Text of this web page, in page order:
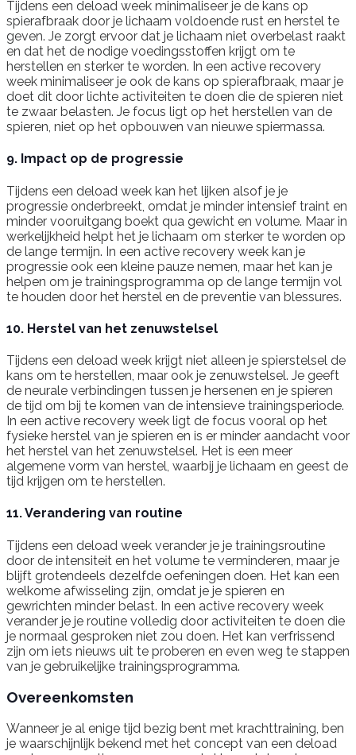
Tijdens een deload week minimaliseer je de kans op
spierafbraak door je lichaam voldoende rust en herstel te
geven. Je zorgt ervoor dat je lichaam niet overbelast raakt
en dat het de nodige voedingsstoffen krijgt om te
herstellen en sterker te worden. In een active recovery
week minimaliseer je ook de kans op spierafbraak, maar je
doet dit door lichte activiteiten te doen die de spieren niet
te zwaar belasten. Je focus ligt op het herstellen van de
spieren, niet op het opbouwen van nieuwe spiermassa.
9. Impact op de progressie
Tijdens een deload week kan het lijken alsof je je
progressie onderbreekt, omdat je minder intensief traint en
minder vooruitgang boekt qua gewicht en volume. Maar in
werkelijkheid helpt het je lichaam om sterker te worden op
de lange termijn. In een active recovery week kan je
progressie ook een kleine pauze nemen, maar het kan je
helpen om je trainingsprogramma op de lange termijn vol
te houden door het herstel en de preventie van blessures.
10. Herstel van het zenuwstelsel
Tijdens een deload week krijgt niet alleen je spierstelsel de
kans om te herstellen, maar ook je zenuwstelsel. Je geeft
de neurale verbindingen tussen je hersenen en je spieren
de tijd om bij te komen van de intensieve trainingsperiode.
In een active recovery week ligt de focus vooral op het
fysieke herstel van je spieren en is er minder aandacht voor
het herstel van het zenuwstelsel. Het is een meer
algemene vorm van herstel, waarbij je lichaam en geest de
tijd krijgen om te herstellen.
11. Verandering van routine
Tijdens een deload week verander je je trainingsroutine
door de intensiteit en het volume te verminderen, maar je
blijft grotendeels dezelfde oefeningen doen. Het kan een
welkome afwisseling zijn, omdat je je spieren en
gewrichten minder belast. In een active recovery week
verander je je routine volledig door activiteiten te doen die
je normaal gesproken niet zou doen. Het kan verfrissend
zijn om iets nieuws uit te proberen en even weg te stappen
van je gebruikelijke trainingsprogramma.
Overeenkomsten
Wanneer je al enige tijd bezig bent met krachttraining, ben
je waarschijnlijk bekend met het concept van een deload